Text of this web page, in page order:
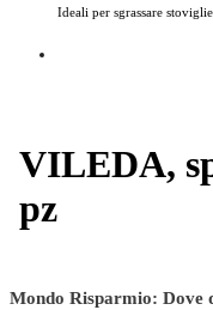
Ideali per sgrassare
VILEDA,
pz
Mondo Risparmio: Dove